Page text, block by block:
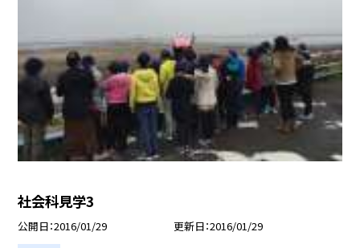
社会科見学3
公開日 2016/01/29 更新日 2016/01/29